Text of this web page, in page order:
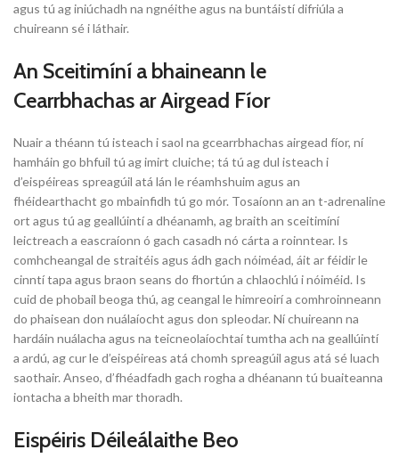
agus tú ag iniúchadh na ngnéithe agus na buntáistí difriúla a
chuireann sé i láthair.
An Sceitimíní a bhaineann le
Cearrbhachas ar Airgead Fíor
Nuair a théann tú isteach i saol na gcearrbhachas airgead fíor, ní
hamháin go bhfuil tú ag imirt cluiche; tá tú ag dul isteach i
d’eispéireas spreagúil atá lán le réamhshuim agus an
fhéidearthacht go mbainfidh tú go mór. Tosaíonn an an t-adrenaline
ort agus tú ag geallúintí a dhéanamh, ag braith an sceitimíní
leictreach a eascraíonn ó gach casadh nó cárta a roinntear. Is
comhcheangal de straitéis agus ádh gach nóiméad, áit ar féidir le
cinntí tapa agus braon seans do fhortún a chlaochlú i nóiméid. Is
cuid de phobail beoga thú, ag ceangal le himreoirí a comhroinneann
do phaisean don nuálaíocht agus don spleodar. Ní chuireann na
hardáin nuálacha agus na teicneolaíochtaí tumtha ach na geallúintí
a ardú, ag cur le d’eispéireas atá chomh spreagúil agus atá sé luach
saothair. Anseo, d’fhéadfadh gach rogha a dhéanann tú buaiteanna
iontacha a bheith mar thoradh.
Eispéiris Déileálaithe Beo